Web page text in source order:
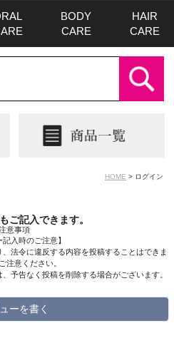
BODY
CARE
HAIR
CARE
HOME ログイン
ご記入できます。
意事項
記入時のご注意】
法令に違反する内容を投稿することはできま
注意ください。
予告なく投稿を削除する場合がございます。
ーを書く